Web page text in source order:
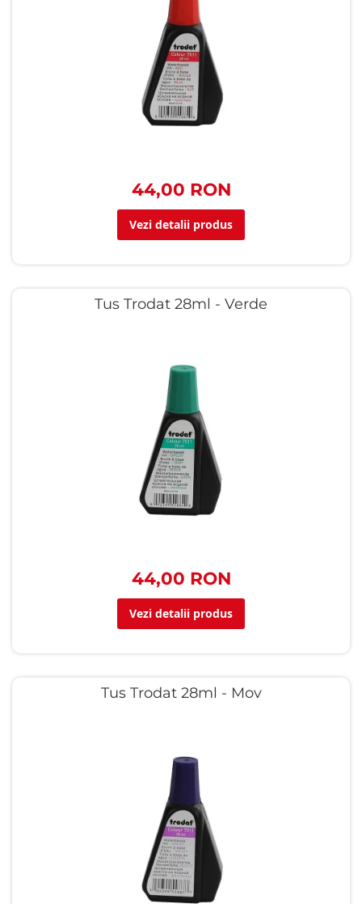
44,00 RON
Vezi detalii produs
Tus Trodat 28ml - Verde
44,00 RON
Vezi detalii produs
Tus Trodat 28ml - Mov